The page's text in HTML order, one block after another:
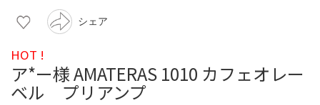
シェア
HOT !
ア*ー様 AMATERAS 1010 カフェオレー
ベル プリアンプ